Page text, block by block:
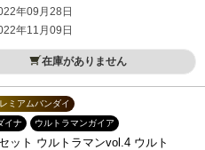
年09月28日
年11月09日
在庫がありません
ミアムバンダイ
イナ
ウルトラマンガイア
ット ウルトラマンvol.4 ウルト